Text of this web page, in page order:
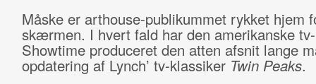
Måske er arthouse-publikummet rykket hjem
skærmen. I hvert fald har den amerikanske
Showtime produceret den atten afsnit lange
opdatering af Lynch’ tv-klassiker Twin Peaks.